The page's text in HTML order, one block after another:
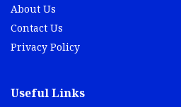
About Us
Contact Us
Privacy Policy
Useful Links